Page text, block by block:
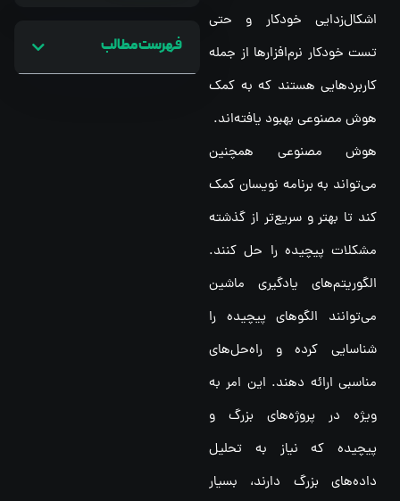
اشکال‌زدایی خودکار و حتی
تست خودکار نرم‌افزارها از جمله
کاربردهایی هستند که به کمک
هوش مصنوعی بهبود یافته‌اند.
هوش مصنوعی همچنین
می‌تواند به برنامه نویسان کمک
کند تا بهتر و سریع‌تر از گذشته
مشکلات پیچیده را حل کنند.
الگوریتم‌های یادگیری ماشین
می‌توانند الگوهای پیچیده را
شناسایی کرده و راه‌حل‌های
مناسبی ارائه دهند. این امر به
ویژه در پروژه‌های بزرگ و
پیچیده که نیاز به تحلیل
داده‌های بزرگ دارند، بسیار
فهرست مطالب